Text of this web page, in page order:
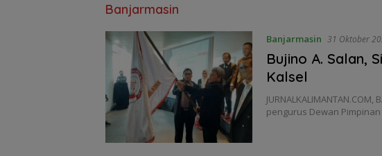
Banjarmasin
Banjarmasin 31 Oktober
Bujino A. Salan,
Kalsel
pengurus Dewan